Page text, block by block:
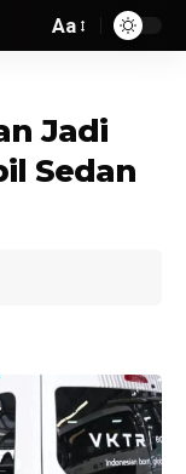
Aa
Jadi
Sedan